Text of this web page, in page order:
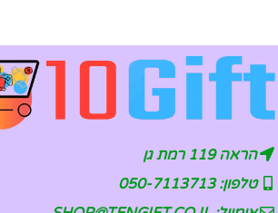
הראה 119 רמת גן
טלפון: 050-7113713